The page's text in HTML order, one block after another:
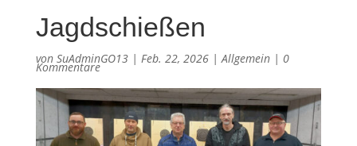
Jagdschießen
von SuAdminGO13| Feb. 22, 2026|Allgemein| 0
Kommentare